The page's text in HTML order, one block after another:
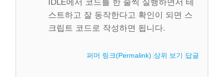
IDLE에서 코드를 한 줄씩 실행하면서 테
스트하고 잘 동작한다고 확인이 되면 스
크립트 코드로 작성하면 됩니다.
퍼머 링크(Permalink) 상위 보기 답글